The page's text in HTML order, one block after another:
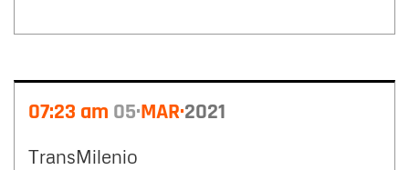
07:23 am 05 MAR 2021
TransMilenio